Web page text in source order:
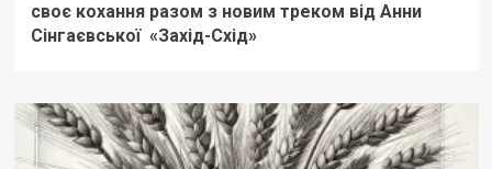
своє кохання разом з новим треком від Анни
Сінгаєвської «Захід-Схід»